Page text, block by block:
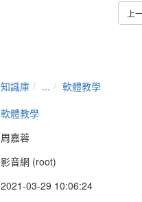
上
知識庫 ...
軟體教學
軟體教學
周嘉蓉
影音網 (root)
2021-03-29 10:06:24